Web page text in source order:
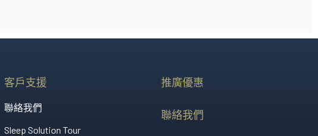
客戶支援
聯絡我們
Sleep Solution Tour
推廣優惠
聯絡我們